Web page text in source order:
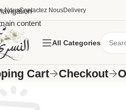
content
NousContactez NousDelivery
All Categories
Cart Checkout